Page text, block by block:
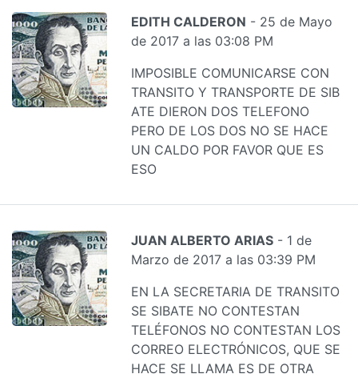
EDITH CALDERON - 25 de Mayo
de 2017 a las 03:08 PM
IMPOSIBLE COMUNICARSE CON
TRANSITO Y TRANSPORTE DE SIB
ATE DIERON DOS TELEFONO
PERO DE LOS DOS NO SE HACE
UN CALDO POR FAVOR QUE ES
ESO
JUAN ALBERTO ARIAS - 1 de
Marzo de 2017 a las 03:39 PM
EN LA SECRETARIA DE TRANSITO
SE SIBATE NO CONTESTAN
TELÉFONOS NO CONTESTAN LOS
CORREO ELECTRÓNICOS, QUE SE
HACE SE LLAMA ES DE OTRA